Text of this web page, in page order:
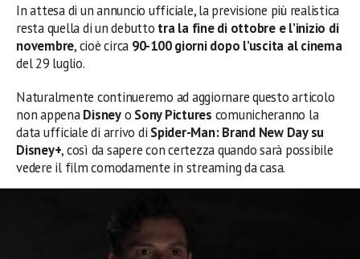
In attesa di un annuncio ufficiale, la previsione più realistica
resta quella di un debutto tra la fine di ottobre e l’inizio di
novembre, cioè circa 90-100 giorni dopo l’uscita al cinema
del 29 luglio.
Naturalmente continueremo ad aggiornare questo articolo
non appenaDisneyo Sony Pictures comunicheranno la
data ufficiale di arrivo di Spider-Man: Brand New Day su
Disney+, così da sapere con certezza quando sarà possibile
vedere il film comodamente in streaming da casa.